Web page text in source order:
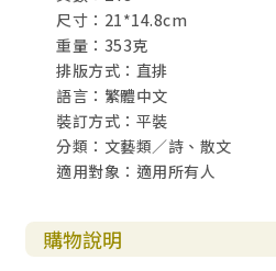
者。
唐人韓愈在〈師說〉中提到：
惑也。」傳與授是
老師的責任，也該是他們的本
卻更反映了學生的品質。單單
「惑」），問什麼問題（有什
生是塊什麼材料。教學生怎麼
不只是教學生他們應該知道的
別是要他們知道懂得問問題，
尺寸：21*14.8cm
重量：353克
排版方式：直排
語言：繁體中文
裝訂方式：平裝
分類：文藝類／詩、散文
適用對象：適用所有人
購物說明